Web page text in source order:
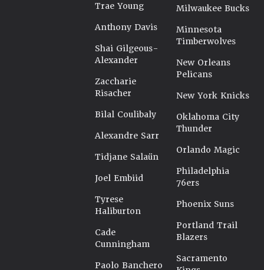
Trae Young
Anthony Davis
Shai Gilgeous-
Alexander
Zaccharie
Risacher
Bilal Coulibaly
Alexandre Sarr
Tidjane Salaün
Joel Embiid
Tyrese
Haliburton
Cade
Cunningham
Paolo Banchero
Milwaukee Bucks
Minnesota
Timberwolves
New Orleans
Pelicans
New York Knicks
Oklahoma City
Thunder
Orlando Magic
Philadelphia
76ers
Phoenix Suns
Portland Trail
Blazers
Sacramento